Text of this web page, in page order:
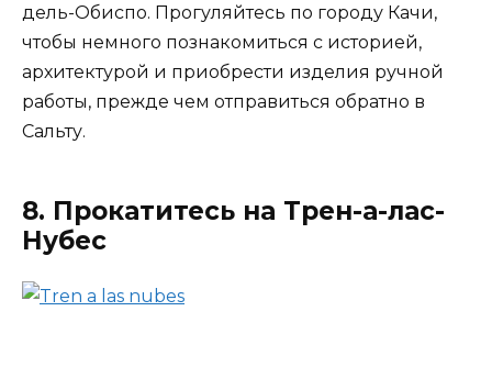
дель-Обиспо. Прогуляйтесь по городу Качи,
чтобы немного познакомиться с историей,
архитектурой и приобрести изделия ручной
работы, прежде чем отправиться обратно в
Сальту.
8. Прокатитесь на Трен-а-лас-
Нубес